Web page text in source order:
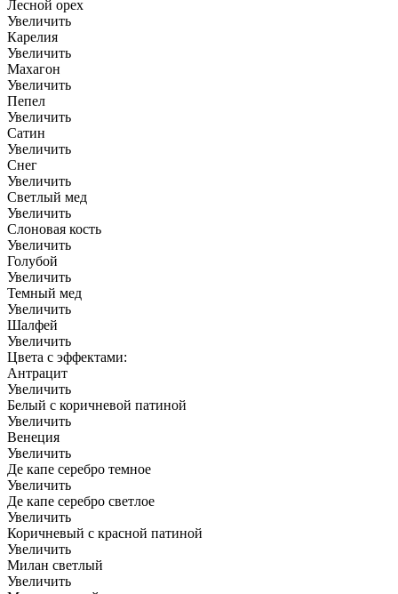
Лесной орех
Увеличить
Карелия
Увеличить
Махагон
Увеличить
Пепел
Увеличить
Сатин
Увеличить
Снег
Увеличить
Светлый мед
Увеличить
Слоновая кость
Увеличить
Голубой
Увеличить
Темный мед
Увеличить
Шалфей
Увеличить
Цвета с эффектами:
Антрацит
Увеличить
Белый с коричневой патиной
Увеличить
Венеция
Увеличить
Де капе серебро темное
Увеличить
Де капе серебро светлое
Увеличить
Коричневый с красной патиной
Увеличить
Милан светлый
Увеличить